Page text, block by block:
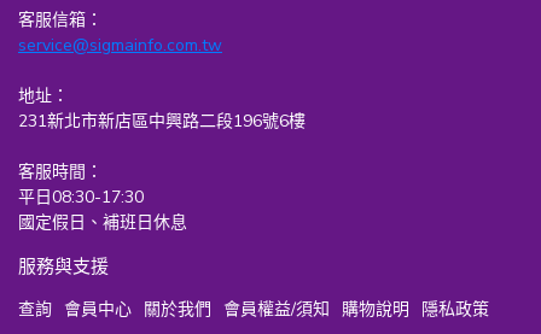
客服信箱：
service@sigmainfo.com.tw
地址：
231新北市新店區中興路二段196號6樓
客服時間：
平日08:30-17:30
國定假日、補班日休息
服務與支援
查詢 會員中心 關於我們 會員權益/須知 購物說明
隱私政策